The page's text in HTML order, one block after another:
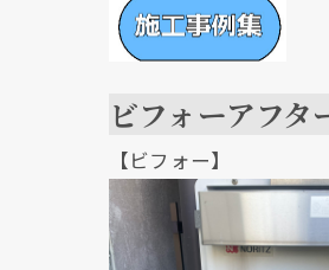
ビフォーアフタ
【ビフォ